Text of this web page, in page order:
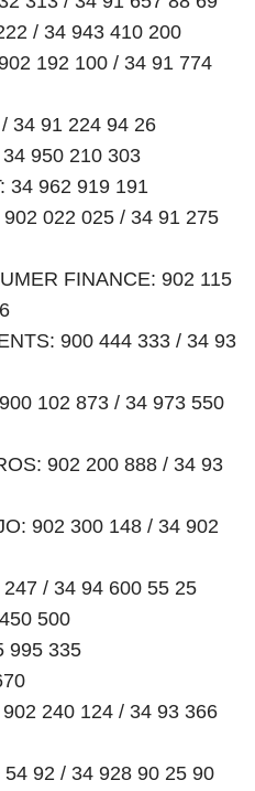
/ 34 943 410 200
192 100 / 34 91 774
34 91 224 94 26
950 210 303
34 962 919 191
022 025 / 34 91 275
FINANCE: 902 115
900 444 333 / 34 93
102 873 / 34 973 550
902 200 888 / 34 93
902 300 148 / 34 902
/ 34 94 600 55 25
500
995 335
240 124 / 34 93 366
92 / 34 928 90 25 90